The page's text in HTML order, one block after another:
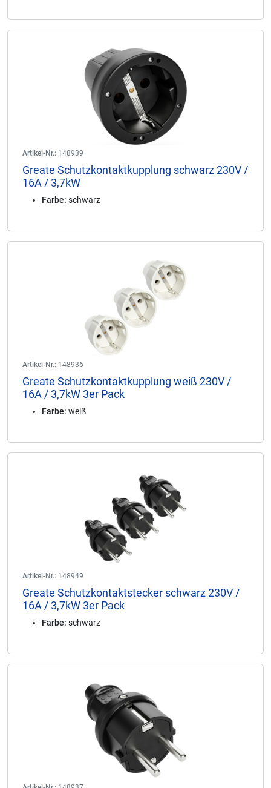
Artikel-Nr.: 148939
Greate Schutzkontaktkupplung schwarz 230V /
16A / 3,7kW
Farbe: schwarz
Artikel-Nr.: 148936
Greate Schutzkontaktkupplung weiß 230V /
16A / 3,7kW 3er Pack
Farbe: weiß
Artikel-Nr.: 148949
Greate Schutzkontaktstecker schwarz 230V /
16A / 3,7kW 3er Pack
Farbe: schwarz